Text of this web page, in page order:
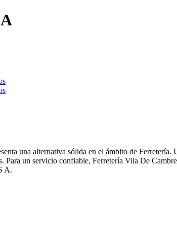
una alternativa sólida en el ámbito de
Para un servicio confiable, Ferretería Vila De
A.